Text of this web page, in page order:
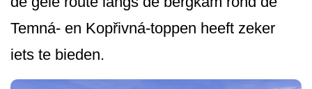
Temná- en Kopřivná-toppen heeft zeker
iets te bieden.